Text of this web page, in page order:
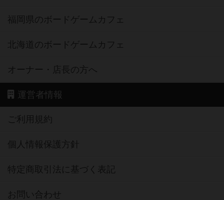
福岡県のボードゲームカフェ
北海道のボードゲームカフェ
オーナー・店長の方へ
運営者情報
ご利用規約
個人情報保護方針
特定商取引法に基づく表記
お問い合わせ